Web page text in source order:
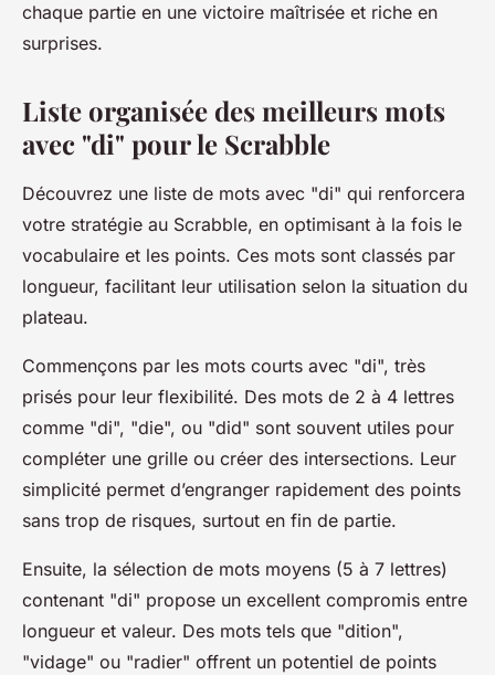
chaque partie en une victoire maîtrisée et riche en
surprises.
Liste organisée des meilleurs mots
avec "di" pour le Scrabble
Découvrez une liste de mots avec "di" qui renforcera
votre stratégie au Scrabble, en optimisant à la fois le
vocabulaire et les points. Ces mots sont classés par
longueur, facilitant leur utilisation selon la situation du
plateau.
Commençons par les mots courts avec "di", très
prisés pour leur flexibilité. Des mots de 2 à 4 lettres
comme "di", "die", ou "did" sont souvent utiles pour
compléter une grille ou créer des intersections. Leur
simplicité permet d’engranger rapidement des points
sans trop de risques, surtout en fin de partie.
Ensuite, la sélection de mots moyens (5 à 7 lettres)
contenant "di" propose un excellent compromis entre
longueur et valeur. Des mots tels que "dition",
"vidage" ou "radier" offrent un potentiel de points